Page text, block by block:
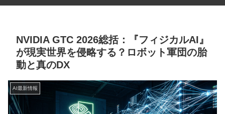
NVIDIA GTC 2026総括：『フィジカルAI』
が現実世界を侵略する？ロボット軍団の胎
動と真のDX
AI最新情報